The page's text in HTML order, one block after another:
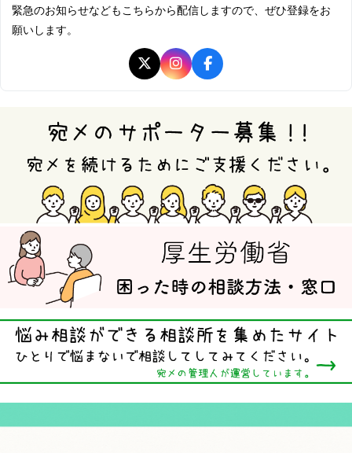
緊急のお知らせなどもこちらから配信しますので、ぜひ登録をお
願いします。